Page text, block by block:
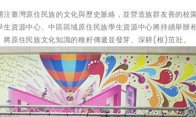
臺灣原住民族的文化與歷史脈絡，並營造族群友善的校
資源中心、中區區域原住民族學生資源中心將持續舉辦
原住民族文化知識的種籽傳遞並發芽、深耕(根)茁壯。